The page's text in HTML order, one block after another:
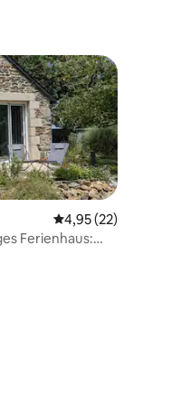
5, 4 Bewertungen
Durchschnittliche
4,95 (22)
Ferienhaus: